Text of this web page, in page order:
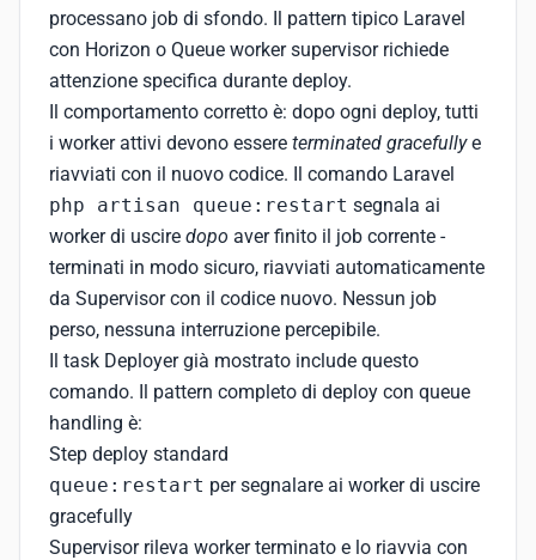
processano job di sfondo. Il pattern tipico Laravel
con Horizon o Queue worker supervisor richiede
attenzione specifica durante deploy.
Il comportamento corretto è: dopo ogni deploy, tutti
i worker attivi devono essere terminated gracefullye
riavviati con il nuovo codice. Il comando Laravel
php artisan queue:restart segnala ai
worker di uscire dopo aver finito il job corrente -
terminati in modo sicuro, riavviati automaticamente
da Supervisor con il codice nuovo. Nessun job
perso, nessuna interruzione percepibile.
Il task Deployer già mostrato include questo
comando. Il pattern completo di deploy con queue
handling è:
Step deploy standard
queue:restart per segnalare ai worker di uscire
gracefully
Supervisor rileva worker terminato e lo riavvia con